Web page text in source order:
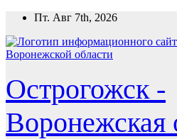
Перейти
содержимому
Пт. Авг 7th, 2026
Острогожск -
Воронежская